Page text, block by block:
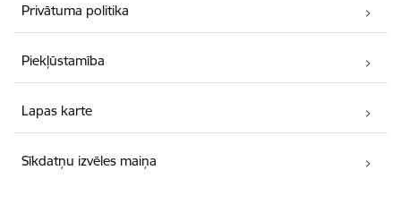
Privātuma politika
Piekļūstamība
Lapas karte
Sīkdatņu izvēles maiņa